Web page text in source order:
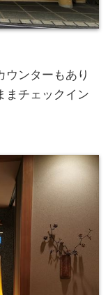
ウンターもあり
まチェックイン